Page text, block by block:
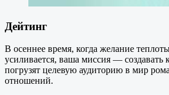
Дейтинг
В осеннее время, когда желание
усиливается, ваша миссия — создавать
погрузят целевую аудиторию в мир
отношений.